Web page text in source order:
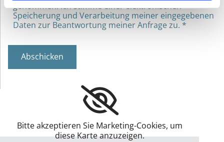
genommen. Ich stimme einer elektronischen
Speicherung und Verarbeitung meiner eingegebenen
Daten zur Beantwortung meiner Anfrage zu. *
Bitte akzeptieren Sie Marketing-Cookies, um
diese Karte anzuzeigen.